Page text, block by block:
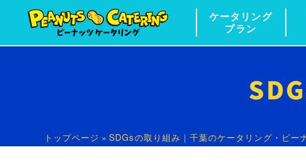
ケータリング
プラン
トップページ »SDGsの取り組み｜千葉のケータリング・ピー